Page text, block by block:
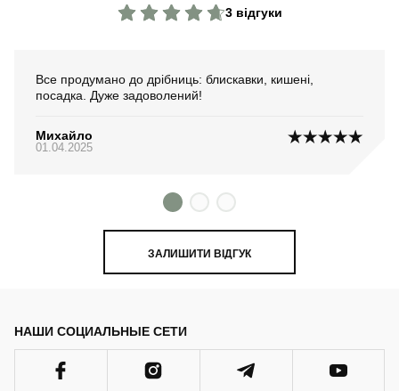
3 відгуки
Все продумано до дрібниць: блискавки, кишені,
посадка. Дуже задоволений!
Михайло
01.04.2025
ЗАЛИШИТИ ВІДГУК
НАШИ СОЦИАЛЬНЫЕ СЕТИ